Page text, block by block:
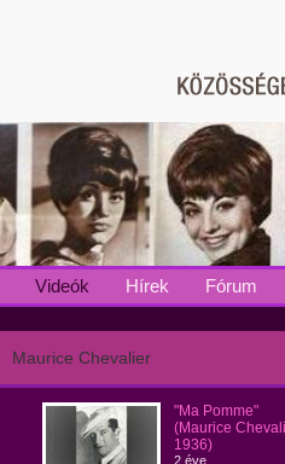
Videók Hírek Fórum
Maurice Chevalier
"Ma Pomme"
(Maurice
1936)
2 éve